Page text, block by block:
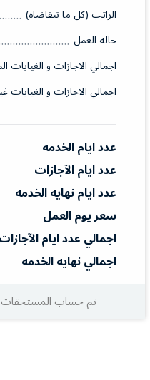
الراتب (كل ما تتقاضاه)
حاله العمل
اجمالي الاجازات و الغيابات
اجمالي الاجازات و الغيابات
عدد ايام الخدمه
عدد ايام الآجازات
عدد ايام نهايه الخدمه
سعر يوم العمل
اجمالي عدد ايام الآجازات
اجمالي نهايه الخدمه
تم حساب المستحقات